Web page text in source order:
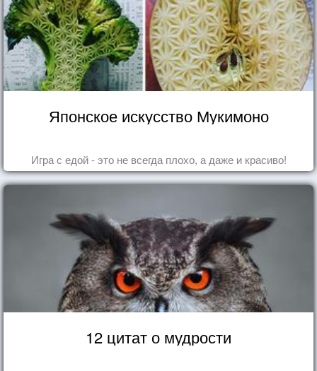
Японское искусство Мукимоно
Игра с едой - это не всегда плохо, а даже и красиво!
12 цитат о мудрости